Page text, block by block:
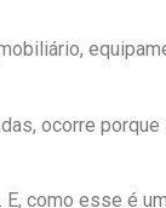
ocorre porque
E, como esse é um